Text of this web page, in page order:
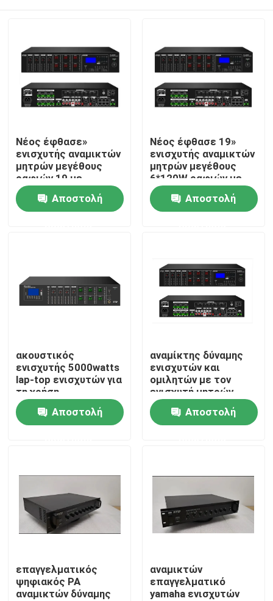
Προϊόντα
Περίπου εμείς
Γύρος εργοστασίων
Μας ελάτε σε επαφή με
Ειδήσεις
Ενισχυτής συστημάτων PA
Νέος έφθασε»
ενισχυτής αναμικτών
μητρών μεγέθους
ραφιών 19 με
USB/SD/FM/BT
Αποστολή
Νέος έφθασε 19»
ενισχυτής αναμικτών
μητρών μεγέθους
6*120W ραφιών με
USB/SD/FM/BT
Αποστολή
ακουστικός
ενισχυτής 5000watts
lap-top ενισχυτών για
τη χρήση
Αποστολή
αναμίκτης δύναμης
ενισχυτών και
ομιλητών με τον
ενισχυτή μητρών
Αποστολή
επαγγελματικός
ψηφιακός PA
αναμικτών δύναμης
αναμικτών
επαγγελματικό
yamaha ενισχυτών